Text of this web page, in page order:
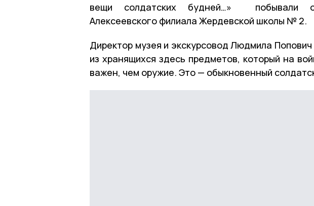
вещи солдатских будней…» побывали
Алексеевского филиала Жердевской школы № 2.
Директор музея и экскурсовод Людмила
из хранящихся здесь предметов, который на
важен, чем оружие. Это — обыкновенный